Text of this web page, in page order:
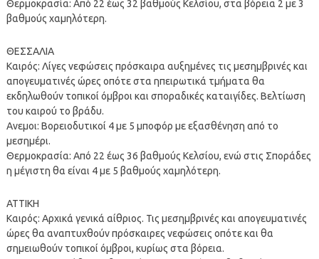
Θερμοκρασία: Από 22 έως 32 βαθμούς Κελσίου, στα βόρεια 2 με 3
βαθμούς χαμηλότερη.
ΘΕΣΣΑΛΙΑ
Καιρός: Λίγες νεφώσεις πρόσκαιρα αυξημένες τις μεσημβρινές και
απογευματινές ώρες οπότε στα ηπειρωτικά τμήματα θα
εκδηλωθούν τοπικοί όμβροι και σποραδικές καταιγίδες. Βελτίωση
του καιρού το βράδυ.
Ανεμοι: Βορειοδυτικοί 4 με 5 μποφόρ με εξασθένηση από το
μεσημέρι.
Θερμοκρασία: Από 22 έως 36 βαθμούς Κελσίου, ενώ στις Σποράδες
η μέγιστη θα είναι 4 με 5 βαθμούς χαμηλότερη.
ΑΤΤΙΚΗ
Καιρός: Αρχικά γενικά αίθριος. Τις μεσημβρινές και απογευματινές
ώρες θα αναπτυχθούν πρόσκαιρες νεφώσεις οπότε και θα
σημειωθούν τοπικοί όμβροι, κυρίως στα βόρεια.